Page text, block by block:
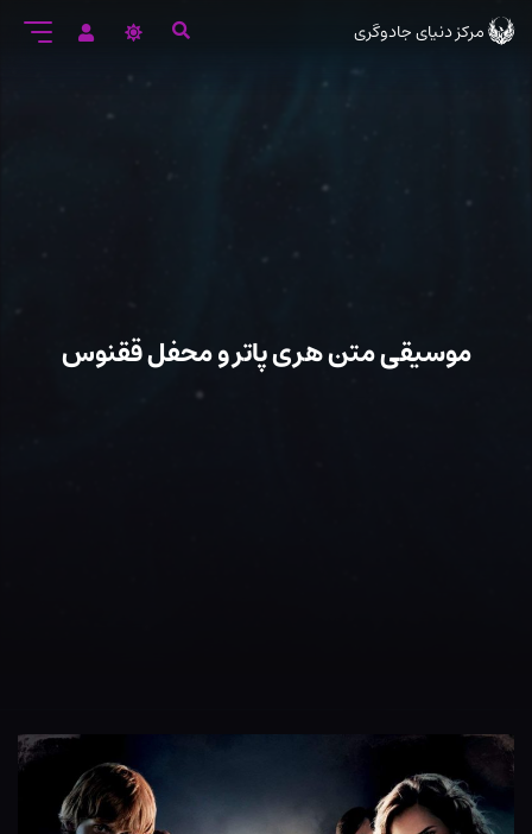
ورود
مرکز دنیای جادوگری
موسیقی متن هری پاتر و محفل ققنوس